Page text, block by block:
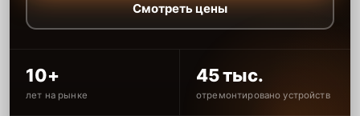
Смотреть цены
10+
лет на рынке
45 тыс.
отремонтировано устройств